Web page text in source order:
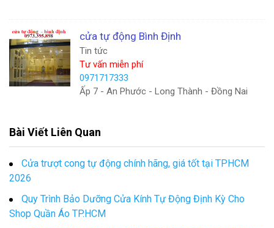
cửa tự động Bình Định
Tin tức
Tư vấn miễn phí
0971717333
Ấp 7 - An Phước - Long Thành - Đồng Nai
Bài Viết Liên Quan
Cửa trượt cong tự động chính hãng, giá tốt tại TPHCM
2026
Quy Trình Bảo Dưỡng Cửa Kính Tự Động Định Kỳ Cho
Shop Quần Áo TP.HCM